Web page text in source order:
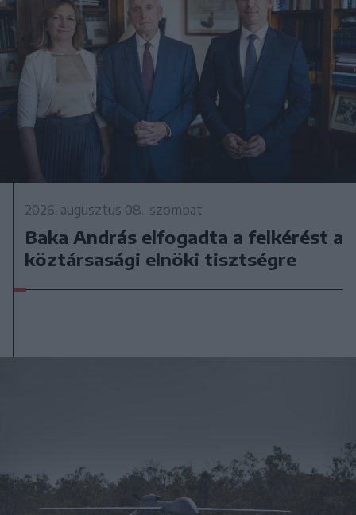
2026. augusztus 08., szombat
Baka András elfogadta a felkérést a
köztársasági elnöki tisztségre